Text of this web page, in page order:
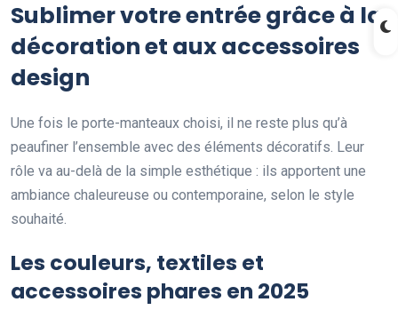
Sublimer votre entrée grâce à la
décoration et aux accessoires
design
Une fois le porte-manteaux choisi, il ne reste plus qu’à
peaufiner l’ensemble avec des éléments décoratifs. Leur
rôle va au-delà de la simple esthétique : ils apportent une
ambiance chaleureuse ou contemporaine, selon le style
souhaité.
Les couleurs, textiles et
accessoires phares en 2025